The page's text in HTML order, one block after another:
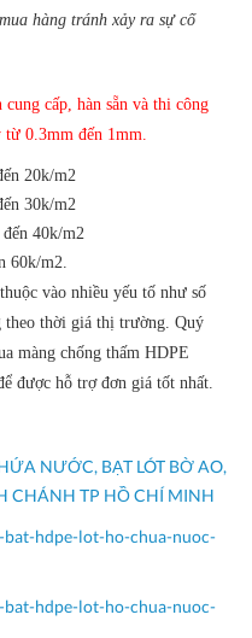
hàng tránh xảy ra sự cố
cấp, hàn sẵn và thi công
0.3mm đến 1mm.
20k/m2
30k/m2
40k/m2
60k/m2.
vào nhiều yếu tố như số
theo thời giá thị trường. Quý
màng chống thấm HDPE
được hỗ trợ đơn giá tốt nhất.
NƯỚC, BẠT LÓT BỜ AO,
CHÁNH TP HỒ CHÍ MINH
hdpe-lot-ho-chua-nuoc-
hdpe-lot-ho-chua-nuoc-